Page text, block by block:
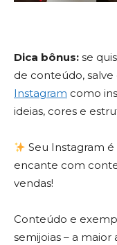
Dica bônus: se
de conteúdo, salve
Instagram como
ideias, cores e
Seu Instagram
encante com
vendas!
Conteúdo e
semijoias – a maior